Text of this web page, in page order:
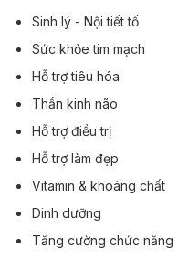
Sinh lý - Nội tiết tố
Sức khỏe tim mạch
Hỗ trợ tiêu hóa
Thần kinh não
Hỗ trợ điều trị
Hỗ trợ làm đẹp
Vitamin & khoáng chất
Dinh dưỡng
Tăng cường chức năng